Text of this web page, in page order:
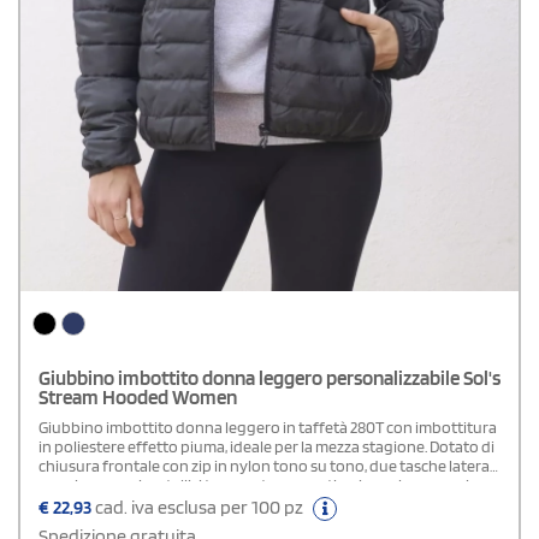
Giubbino imbottito donna leggero personalizzabile Sol's
Stream Hooded Women
Giubbino imbottito donna leggero in taffetà 280T con imbottitura
in poliestere effetto piuma, ideale per la mezza stagione. Dotato di
chiusura frontale con zip in nylon tono su tono, due tasche laterali
con zip, cursori metallici tono su tono con tirazip neri, cappuccio
con apertura elastica e finiture elasticizzate tono su tono su
polsini e fondo. Disponibile nelle taglie S–XXL e nei colori nero e blu
€22,93cad. iva esclusa per 100 pz